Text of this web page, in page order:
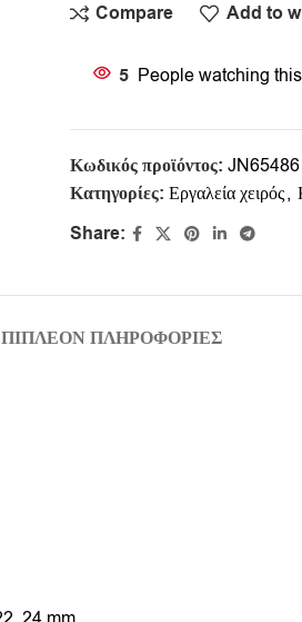
Compare Add to
5 People watching
Κωδικός προϊόντος: JN65486
Κατηγορίες: Εργαλεία χειρός,
Share:
ΠΛΗΡΟΦΟΡΊΕΣ